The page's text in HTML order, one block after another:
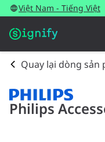
Việt Nam - Tiếng Việt
Quay lại dòng sản
Philips